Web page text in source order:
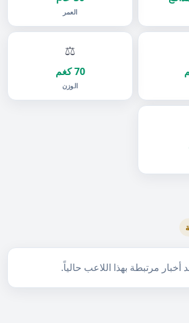
العمر
⚖️
70 كغم
الوزن
أخبار مرتبطة بهذا اللاعب حالياً.